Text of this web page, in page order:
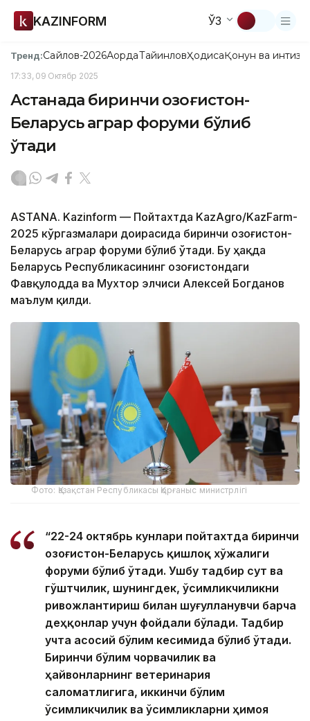
KAZINFORM ЎЗ
Тренд:Сайлов-2026АқордаТайинловҲодисаҚонун ва
17:33, 09 Октябр 2025
Астанада биринчи Қозоғистон-
Беларусь аграр форуми бўлиб
ўтади
ASTANA. Kazinform — Пойтахтда KazAgro/KazFarm-
2025 кўргазмалари доирасида биринчи Қозоғистон-
Беларусь аграр форуми бўлиб ўтади. Бу ҳақда
Беларусь Республикасининг Қозоғистондаги
Фавқулодда ва Мухтор элчиси Алексей Богданов
маълум қилди.
Фото: Қазақстан Республикасы Қорғаныс министрлігі
“22-24 октябрь кунлари пойтахтда биринчи
Қозоғистон-Беларусь қишлоқ хўжалиги
форуми бўлиб ўтади. Ушбу тадбир сут ва
гўштчилик, шунингдек, ўсимликчиликни
ривожлантириш билан шуғулланувчи барча
деҳқонлар учун фойдали бўлади. Тадбир
учта асосий бўлим кесимида бўлиб ўтади.
Биринчи бўлим чорвачилик ва
ҳайвонларнинг ветеринария
саломатлигига, иккинчи бўлим
ўсимликчилик ва ўсимликларни ҳимоя